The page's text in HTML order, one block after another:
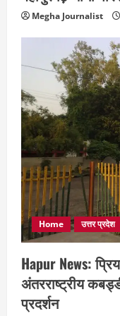
Megha Journalist
Home उत्तर प्रदेश
Hapur News:
अंतरराष्ट्रीय
प्रदर्शन